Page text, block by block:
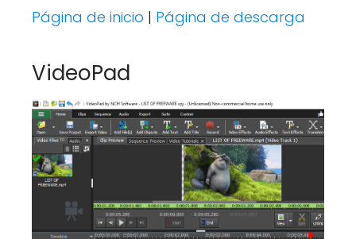
Página de inicio | Página de descarga
VideoPad